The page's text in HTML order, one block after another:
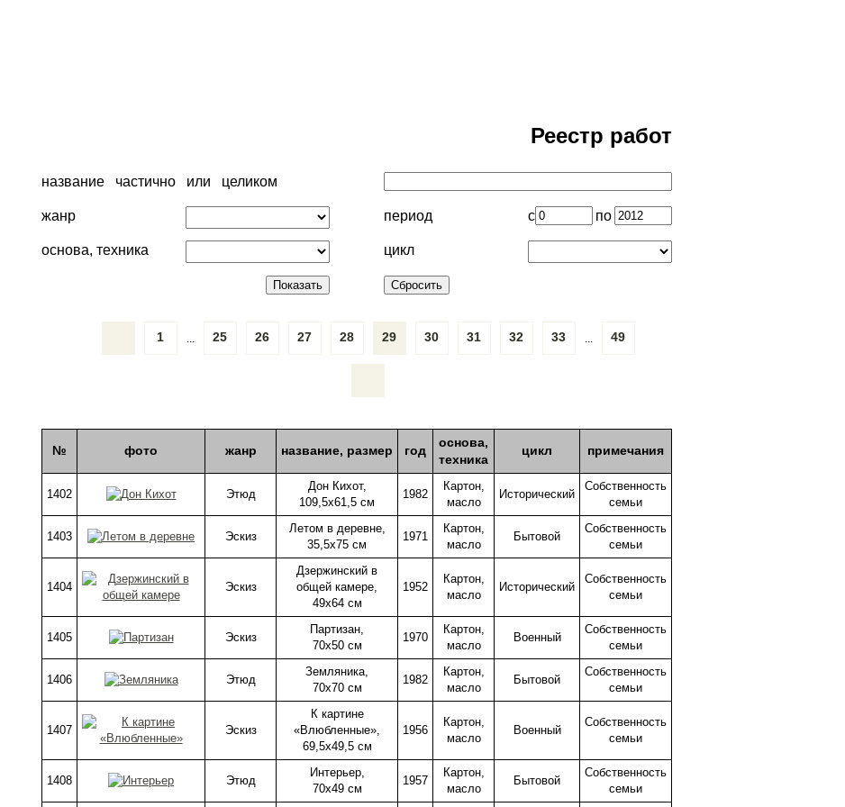
Реестр работ
название частично или целиком
жанр период с по
основа, техника цикл
1 25 26 27 28 29 30 31 32 33 49
№ фото жанр название, размер год
основа,
техника
цикл примечания
1402 Этюд
Дон Кихот,
109,5х61,5 см
1982
Картон,
масло
Исторический
Собственность
семьи
1403 Эскиз
Летом в деревне,
35,5х75 см
1971
Картон,
масло
Бытовой
Собственность
семьи
1404 Эскиз
Дзержинский в
общей камере,
49х64 см
1952
Картон,
масло
Исторический
Собственность
семьи
1405 Эскиз
Партизан,
70х50 см
1970
Картон,
масло
Военный
Собственность
семьи
1406 Этюд
Земляника,
70х70 см
1982
Картон,
масло
Бытовой
Собственность
семьи
1407 Эскиз
К картине
«Влюбленные»,
69,5х49,5 см
1956
Картон,
масло
Военный
Собственность
семьи
1408 Этюд
Интерьер,
70х49 см
1957
Картон,
масло
Бытовой
Собственность
семьи